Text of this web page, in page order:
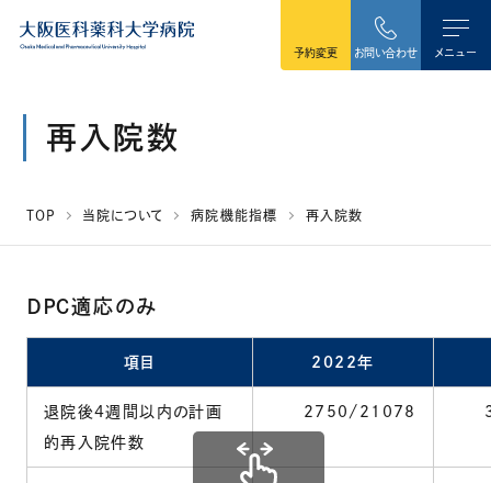
予約変更 お問い合わせ メニュー
再入院数
TOP 当院について 病院機能指標 再入院数
ＤＰＣ適応のみ
項目 2022年
退院後4週間以内の計画
的再入院件数
2750/21078